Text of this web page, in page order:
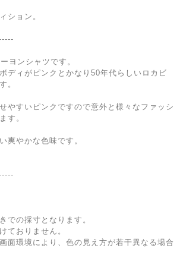
ション。
ヨンシャツです。
ディがピンクとかなり50年代らしいロカビ
。
やすいピンクですので意外と様々なファッシ
す。
爽やかな色味です。
での採寸となります。
ておりません。
面環境により、色の見え方が若干異なる場合